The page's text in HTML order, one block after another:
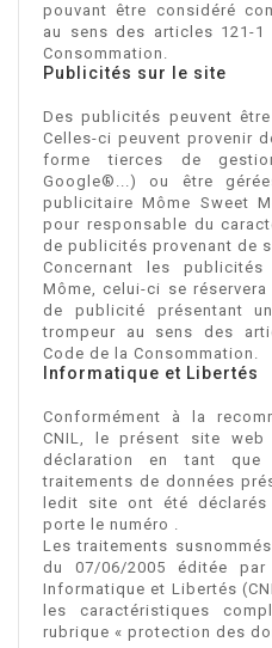
pouvant être considéré
au sens des articles 121-
Consommation.
Publicités sur le site
Des publicités peuvent
Celles-ci peuvent provenir
forme tierces de
Google®...) ou être
publicitaireMôme Sweet
pour responsable du
de publicités provenant de
Concernant les
Môme, celui-ci se
de publicité présentant
trompeur au sens des
Code de la Consommation.
Informatique et Libertés
Conformément à la
CNIL, le présent site
déclaration en tant
traitements de données
ledit site ont été
porte le numéro .
Les traitements
du 07/06/2005 éditée
Informatique et Libertés
les caractéristiques
rubrique « protection des